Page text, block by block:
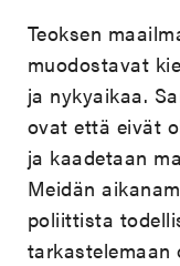
Teoksen
muodostavat
ja nykyaikaa.
ovat että eivät
ja kaadetaan
Meidän
poliittista
tarkastelemaan